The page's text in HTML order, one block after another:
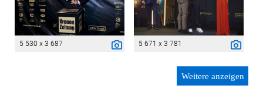
5 530 x 3 687 5 671 x 3 781
Weitere anzeigen